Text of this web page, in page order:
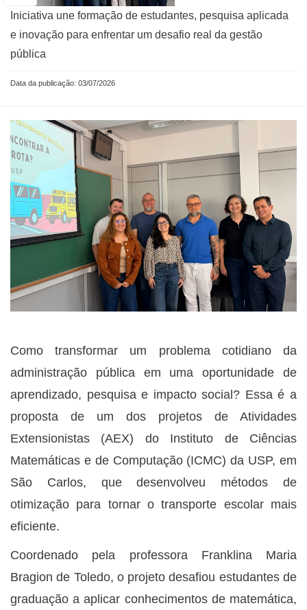
Iniciativa une formação de estudantes, pesquisa aplicada
e inovação para enfrentar um desafio real da gestão
pública
Data da publicação: 03/07/2026
Como transformar um problema cotidiano da
administração pública em uma oportunidade de
aprendizado, pesquisa e impacto social? Essa é a
proposta de um dos projetos de Atividades
Extensionistas (AEX) do Instituto de Ciências
Matemáticas e de Computação (ICMC) da USP, em
São Carlos, que desenvolveu métodos de
otimização para tornar o transporte escolar mais
eficiente.
Coordenado pela professora Franklina Maria
Bragion de Toledo, o projeto desafiou estudantes de
graduação a aplicar conhecimentos de matemática,